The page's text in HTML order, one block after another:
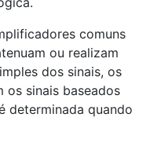
comuns
ou realizam
dos sinais, os
os sinais baseados
determinada quando